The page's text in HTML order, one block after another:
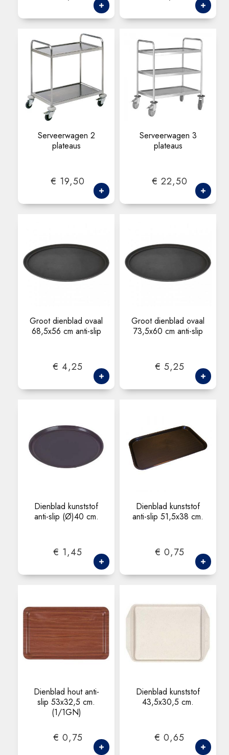
Serveerwagen 2
plateaus
€ 19,50
Serveerwagen 3
plateaus
€ 22,50
Groot dienblad ovaal
68,5x56 cm anti-slip
€ 4,25
Groot dienblad ovaal
73,5x60 cm anti-slip
€ 5,25
Dienblad kunststof
anti-slip (Ø)40 cm.
€ 1,45
Dienblad kunststof
anti-slip 51,5x38 cm.
€ 0,75
Dienblad hout anti-
slip 53x32,5 cm.
(1/1GN)
€ 0,75
Dienblad kunststof
43,5x30,5 cm.
€ 0,65